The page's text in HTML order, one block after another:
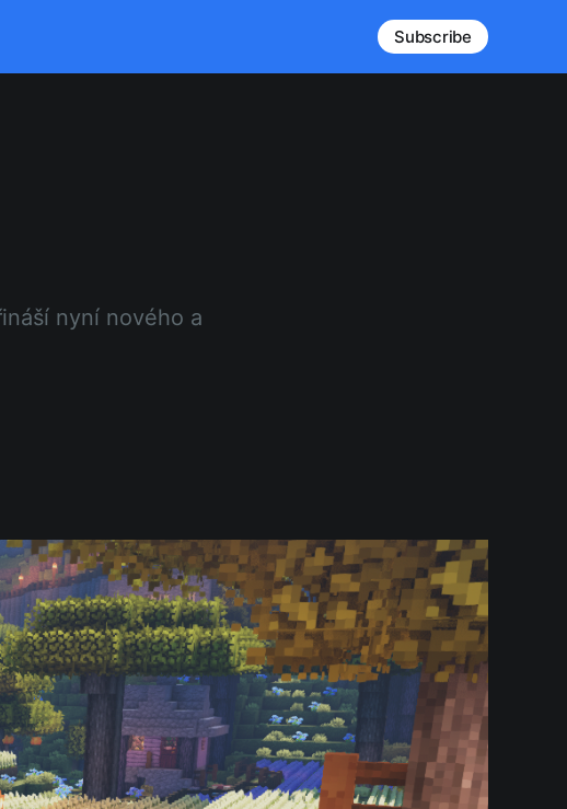
Subscribe
nyní nového a